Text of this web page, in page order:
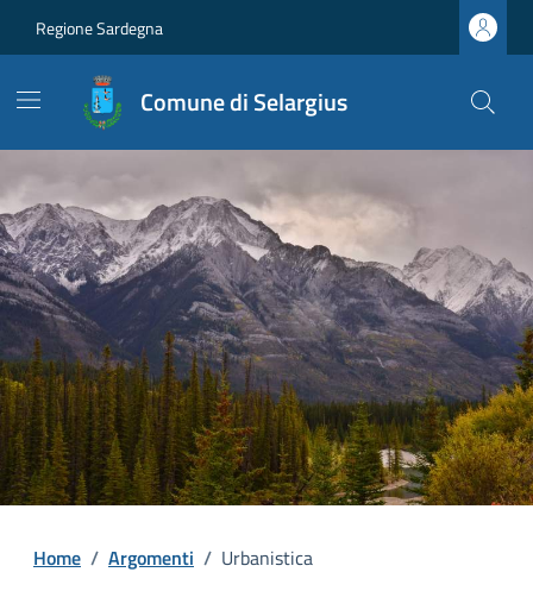
Regione Sardegna
Comune di Selargius
Home / Argomenti / Urbanistica